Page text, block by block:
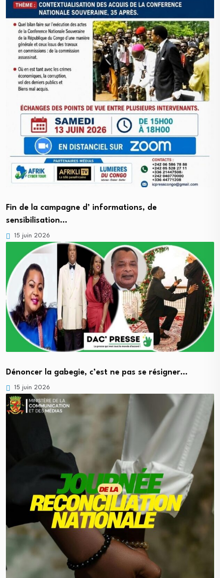
Fin de la campagne d’ informations, de
sensibilisation…
15 juin 2026
Dénoncer la gabegie, c’est ne pas se résigner…
15 juin 2026